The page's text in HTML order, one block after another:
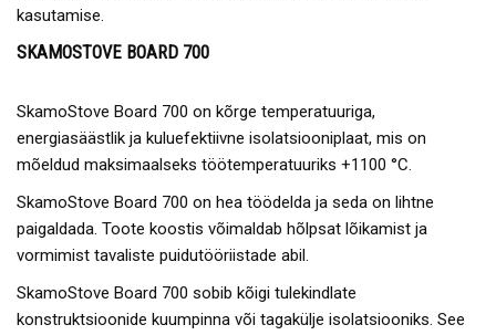
kasutamise.
SKAMOSTOVE BOARD 700
SkamoStove Board 700 on kõrge temperatuuriga,
energiasäästlik ja kuluefektiivne isolatsiooniplaat, mis on
mõeldud maksimaalseks töötemperatuuriks +1100 °C.
SkamoStove Board 700 on hea töödelda ja seda on lihtne
paigaldada. Toote koostis võimaldab hõlpsat lõikamist ja
vormimist tavaliste puidutööriistade abil.
SkamoStove Board 700 sobib kõigi tulekindlate
konstruktsioonide kuumpinna või tagakülje isolatsiooniks. See